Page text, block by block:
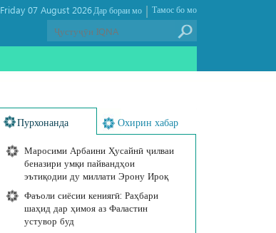
Friday 07 August 2026 , Тамос бо мо
|
Дар бораи мо
Пурхонанда Охирин хабар
Маросими Арбаини Ҳусайнӣ ҷилваи
беназири умқи пайвандҳои
эътиқодии ду миллати Эрону Ироқ
Фаъоли сиёсии кениягӣ: Раҳбари
шаҳид дар ҳимоя аз Фаластин
устувор буд